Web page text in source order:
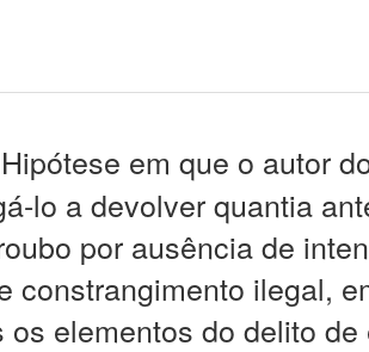
Hipótese em que o autor
lo a devolver quantia
por ausência de
constrangimento ilegal,
os elementos do delito